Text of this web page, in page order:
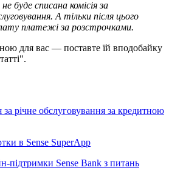
не буде списана комісія за
луговування. А тільки після цього
ату платежі за розстрочками.
ною для вас — поставте їй вподобайку
татті".
за річне обслуговування за кредитною
тки в Sense SuperApp
н-підтримки Sense Bank з питань